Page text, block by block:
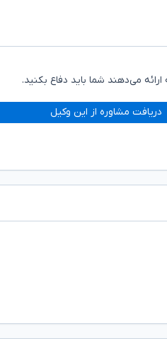
می‌دهند شما باید دفاع بکنید.
دریافت مشاوره از این وکیل